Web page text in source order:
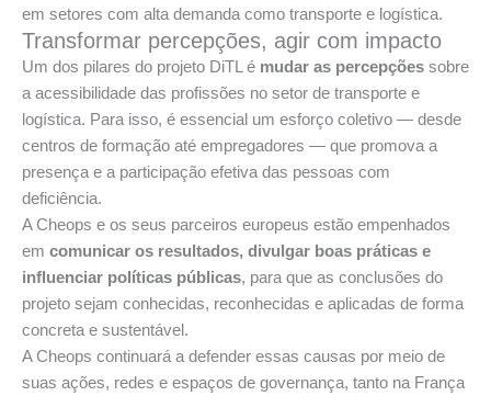
em setores com alta demanda como transporte e logística.
Transformar percepções, agir com impacto
Um dos pilares do projeto DiTL é mudar as percepções sobre
a acessibilidade das profissões no setor de transporte e
logística. Para isso, é essencial um esforço coletivo — desde
centros de formação até empregadores — que promova a
presença e a participação efetiva das pessoas com
deficiência.
A Cheops e os seus parceiros europeus estão empenhados
em comunicar os resultados, divulgar boas práticas e
influenciar políticas públicas, para que as conclusões do
projeto sejam conhecidas, reconhecidas e aplicadas de forma
concreta e sustentável.
A Cheops continuará a defender essas causas por meio de
suas ações, redes e espaços de governança, tanto na França